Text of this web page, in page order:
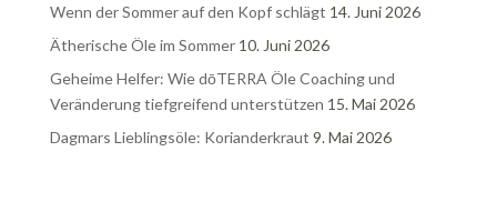
Wenn der Sommer auf den Kopf schlägt 14. Juni 2026
Ätherische Öle im Sommer 10. Juni 2026
Geheime Helfer: Wie dōTERRA Öle Coaching und
Veränderung tiefgreifend unterstützen 15. Mai 2026
Dagmars Lieblingsöle: Korianderkraut 9. Mai 2026